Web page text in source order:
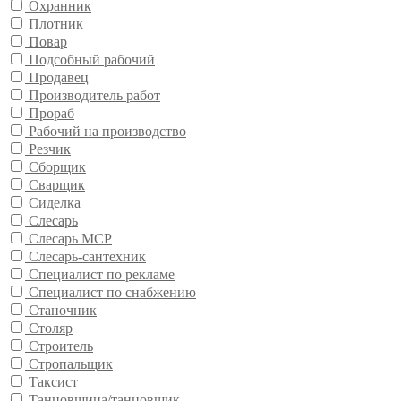
Охранник
Плотник
Повар
Подсобный рабочий
Продавец
Производитель работ
Прораб
Рабочий на производство
Резчик
Сборщик
Сварщик
Сиделка
Слесарь
Слесарь МСР
Слесарь-сантехник
Специалист по рекламе
Специалист по снабжению
Станочник
Столяр
Строитель
Стропальщик
Таксист